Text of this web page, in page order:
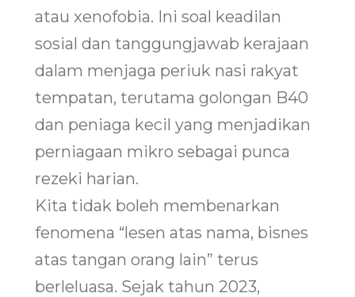
atau xenofobia. Ini soal keadilan
sosial dan tanggungjawab kerajaan
dalam menjaga periuk nasi rakyat
tempatan, terutama golongan B40
dan peniaga kecil yang menjadikan
perniagaan mikro sebagai punca
rezeki harian.
Kita tidak boleh membenarkan
fenomena “lesen atas nama, bisnes
atas tangan orang lain” terus
berleluasa. Sejak tahun 2023,